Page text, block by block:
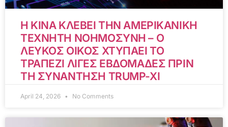
Η ΚΙΝΑ ΚΛΕΒΕΙ ΤΗΝ ΑΜΕΡΙΚΑΝΙΚΗ
ΤΕΧΝΗΤΗ ΝΟΗΜΟΣΥΝΗ – Ο
ΛΕΥΚΟΣ ΟΙΚΟΣ ΧΤΥΠΑΕΙ ΤΟ
ΤΡΑΠΕΖΙ ΛΙΓΕΣ ΕΒΔΟΜΑΔΕΣ ΠΡΙΝ
ΤΗ ΣΥΝΑΝΤΗΣΗ TRUMP-XI
April 24, 2026 No Comments